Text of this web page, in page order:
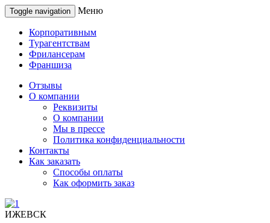
Toggle navigation Меню
Корпоративным
Турагентствам
Фрилансерам
Франшиза
Отзывы
О компании
Реквизиты
О компании
Мы в прессе
Политика конфиденциальности
Контакты
Как заказать
Способы оплаты
Как оформить заказ
ИЖЕВСК